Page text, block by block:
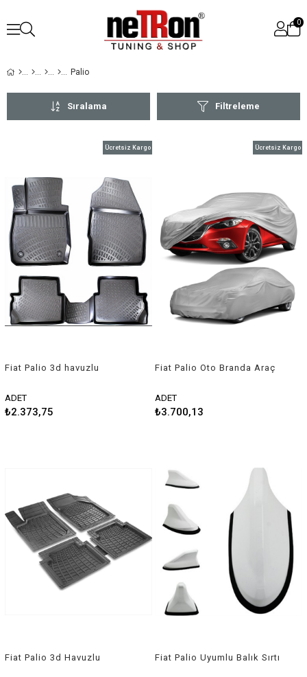
0
Palio
Filtreleme
Sıralama
Fiat Palio 3d havuzlu
ADET
₺2.373,75
Ücretsiz Kargo
Fiat Palio Oto Branda Araç
ADET
₺3.700,13
Ücretsiz Kargo
Fiat Palio 3d Havuzlu
Fiat Palio Uyumlu Balık Sırtı